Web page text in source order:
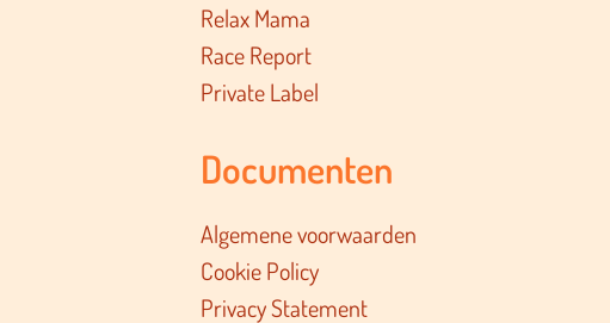
Relax Mama
Race Report
Private Label
Documenten
Algemene voorwaarden
Cookie Policy
Privacy Statement